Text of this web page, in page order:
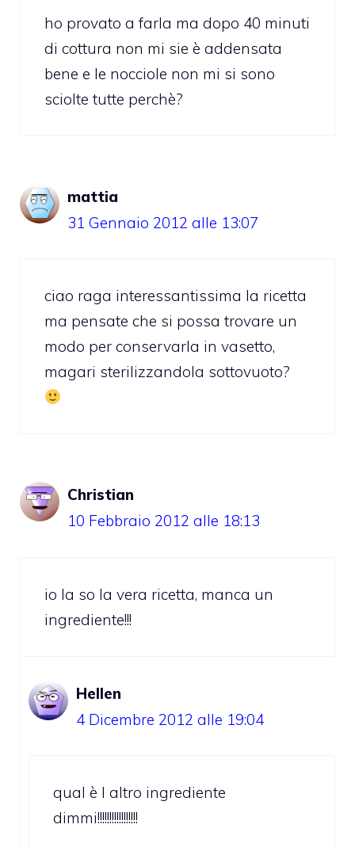
ho provato a farla ma dopo 40 minuti
di cottura non mi sie è addensata
bene e le nocciole non mi si sono
sciolte tutte perchè?
mattia
31 Gennaio 2012 alle 13:07
ciao raga interessantissima la ricetta
ma pensate che si possa trovare un
modo per conservarla in vasetto,
magari sterilizzandola sottovuoto?
Christian
10 Febbraio 2012 alle 18:13
io la so la vera ricetta, manca un
ingrediente!!!
Hellen
4 Dicembre 2012 alle 19:04
qual è l altro ingrediente
dimmi!!!!!!!!!!!!!!!!!